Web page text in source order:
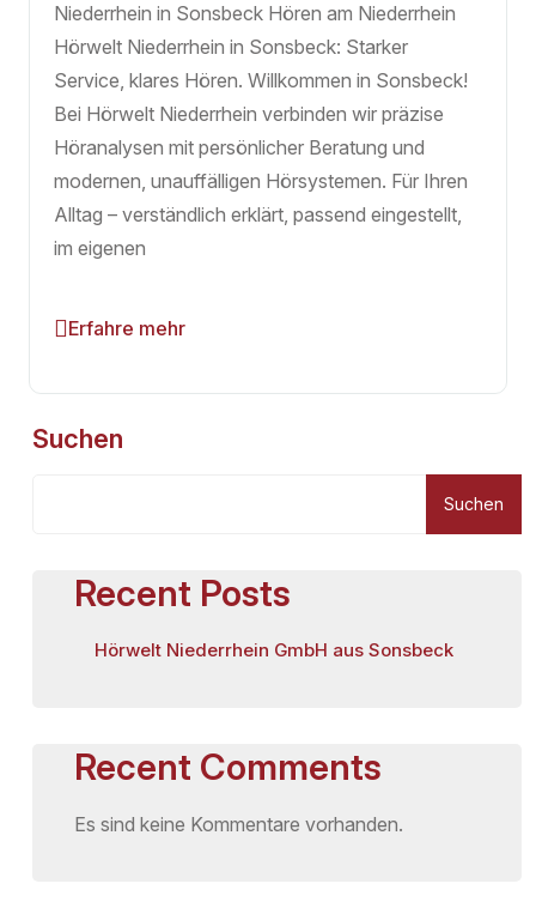
Niederrhein in Sonsbeck Hören am Niederrhein
Hörwelt Niederrhein in Sonsbeck: Starker
Service, klares Hören. Willkommen in Sonsbeck!
Bei Hörwelt Niederrhein verbinden wir präzise
Höranalysen mit persönlicher Beratung und
modernen, unauffälligen Hörsystemen. Für Ihren
Alltag – verständlich erklärt, passend eingestellt,
im eigenen
Erfahre mehr
Suchen
Suchen
Recent Posts
Hörwelt Niederrhein GmbH aus Sonsbeck
Recent Comments
Es sind keine Kommentare vorhanden.